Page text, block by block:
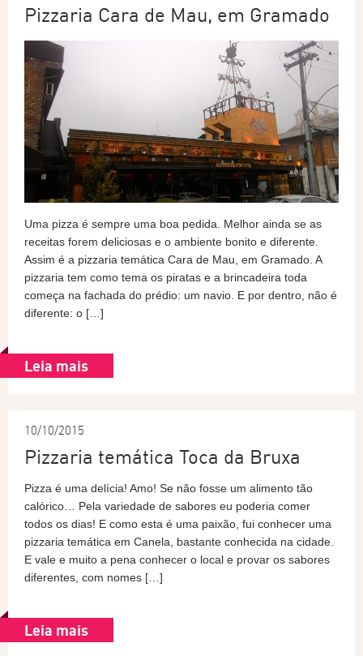
Pizzaria Cara de Mau, em Gramado
Uma pizza é sempre uma boa pedida. Melhor ainda se as
receitas forem deliciosas e o ambiente bonito e diferente.
Assim é a pizzaria temática Cara de Mau, em Gramado. A
pizzaria tem como tema os piratas e a brincadeira toda
começa na fachada do prédio: um navio. E por dentro, não é
diferente: o […]
Leia mais
10/10/2015
Pizzaria temática Toca da Bruxa
Pizza é uma delícia! Amo! Se não fosse um alimento tão
calórico… Pela variedade de sabores eu poderia comer
todos os dias! E como esta é uma paixão, fui conhecer uma
pizzaria temática em Canela, bastante conhecida na cidade.
E vale e muito a pena conhecer o local e provar os sabores
diferentes, com nomes […]
Leia mais